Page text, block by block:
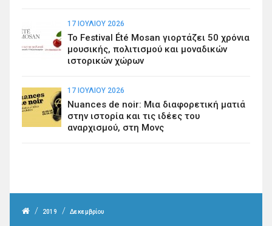
17 ΙΟΥΛΊΟΥ 2026
Το Festival Été Mosan γιορτάζει 50 χρόνια
μουσικής, πολιτισμού και μοναδικών
ιστορικών χώρων
17 ΙΟΥΛΊΟΥ 2026
Nuances de noir: Μια διαφορετική ματιά
στην ιστορία και τις ιδέες του
αναρχισμού, στη Μονς
/ 2019 / Δεκεμβρίου